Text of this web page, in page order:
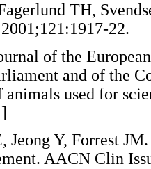
TH,
2001;121:1917-
of the
and of the
used for
]
Jeong Y, Forrest
AACN Clin